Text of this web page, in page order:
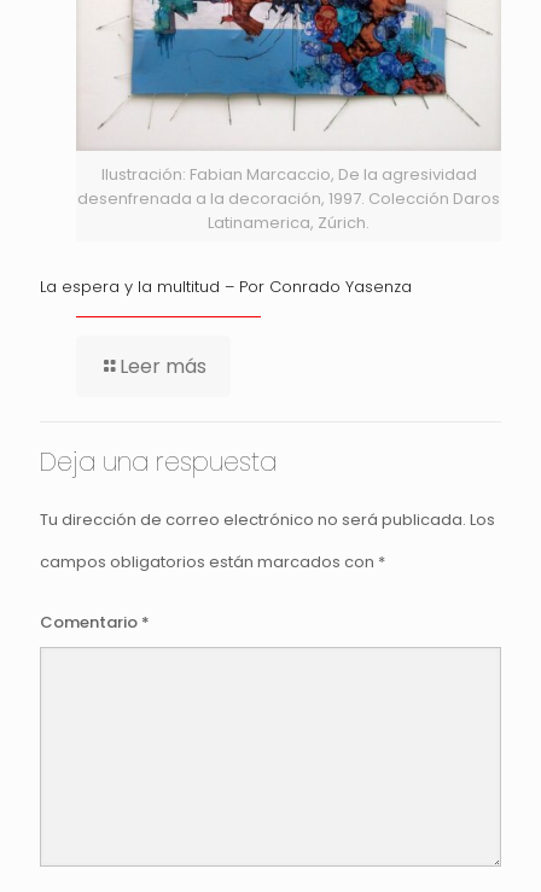
Ilustración: Fabian Marcaccio, De la agresividad
desenfrenada a la decoración, 1997. Colección Daros
Latinamerica, Zúrich.
La espera y la multitud – Por Conrado Yasenza
Leer más
Deja una respuesta
Tu dirección de correo electrónico no será publicada. Los
campos obligatorios están marcados con *
Comentario *